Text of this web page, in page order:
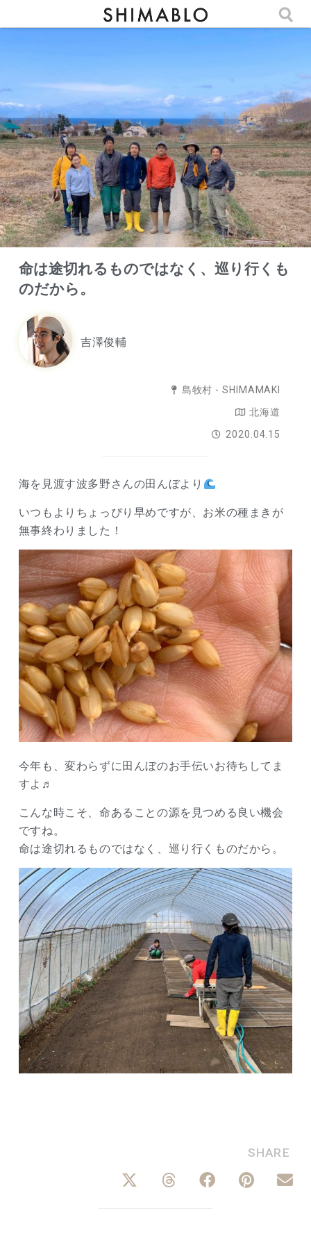
命は途切れるものではなく、巡り行くも
のだから。
吉澤俊輔
島牧村 - SHIMAMAKI
北海道
2020.04.15
海を見渡す波多野さんの田んぼより
いつもよりちょっぴり早めですが、お米の種まきが
無事終わりました！
今年も、変わらずに田んぼのお手伝いお待ちしてま
すよ♬
こんな時こそ、命あることの源を見つめる良い機会
ですね。
命は途切れるものではなく、巡り行くものだから。
SHARE